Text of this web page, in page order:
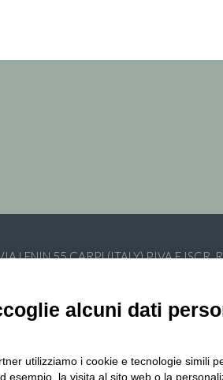
LENIN 55 CARPI (ITALY) P.IVA E
alcuni dati
utilizziamo i cookie e tecnologie simili
esempio, la visita al sito web o la